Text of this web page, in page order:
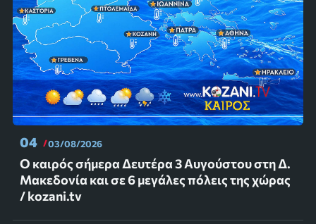
04 03/08/2026
Ο καιρός σήμερα Δευτέρα 3 Αυγούστου στη Δ.
Μακεδονία και σε 6 μεγάλες πόλεις της χώρας
/ kozani.tv